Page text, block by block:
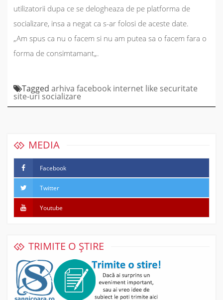
utilizatorii dupa ce se delogheaza de pe platforma de
socializare, insa a negat ca s-ar folosi de aceste date.
„Am spus ca nu o facem si nu am putea sa o facem fara o
forma de consimtamant„.
Tagged arhiva facebook internet like securitate
site-uri socializare
MEDIA
Facebook
Twitter
Youtube
TRIMITE O ȘTIRE